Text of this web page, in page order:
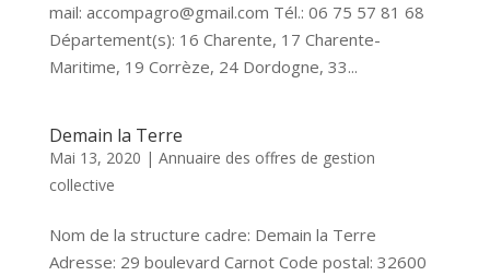
mail: accompagro@gmail.com Tél.: 06 75 57 81 68
Département(s): 16 Charente, 17 Charente-
Maritime, 19 Corrèze, 24 Dordogne, 33...
Demain la Terre
Mai 13, 2020 | Annuaire des offres de gestion
collective
Nom de la structure cadre: Demain la Terre
Adresse: 29 boulevard Carnot Code postal: 32600